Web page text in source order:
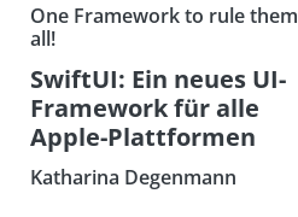
One Framework to rule them
all!
SwiftUI: Ein neues UI-
Framework für alle
Apple-Plattformen
Katharina Degenmann